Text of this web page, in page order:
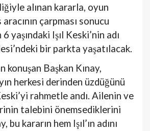
alınan kararla, oyun
çarpması sonucu
yaşındaki Işıl Keski’nin adı
bir parkta yaşatılacak.
konuşan Başkan Kınay,
herkesi derinden üzdüğünü
rahmetle andı. Ailenin ve
talebini önemsediklerini
bu kararın hem Işıl’ın adını